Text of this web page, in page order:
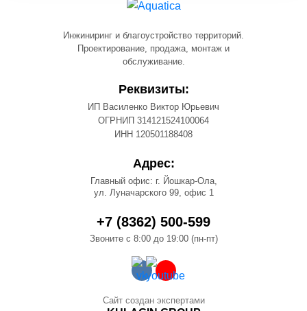
Инжиниринг и благоустройство территорий.
Проектирование, продажа, монтаж и
обслуживание.
Реквизиты:
ИП Василенко Виктор Юрьевич
ОГРНИП 314121524100064
ИНН 120501188408
Адрес:
Главный офис: г. Йошкар-Ола,
ул. Луначарского 99, офис 1
+7 (8362) 500-599
Звоните с 8:00 до 19:00 (пн-пт)
Сайт создан экспертами